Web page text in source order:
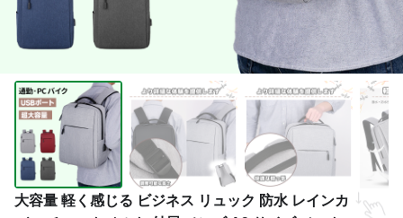
大容量 軽く感じる ビジネス リュック 防水 レインカ